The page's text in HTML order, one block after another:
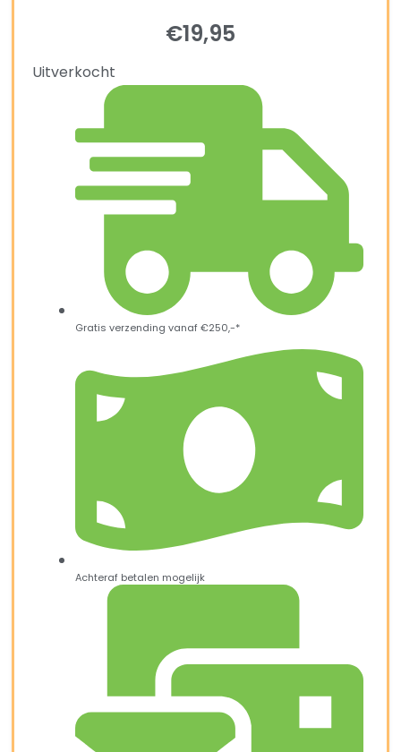
€19,95
Uitverkocht
Gratis verzending vanaf €250,-*
Achteraf betalen mogelijk